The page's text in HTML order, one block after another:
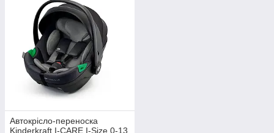
Автокрісло-переноска
Kinderkraft I-CARE I-Size 0-13